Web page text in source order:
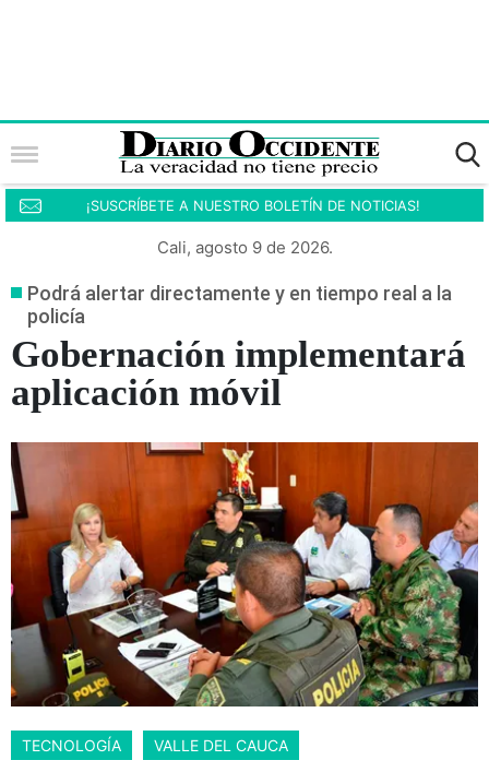
¡SUSCRÍBETE A NUESTRO BOLETÍN DE NOTICIAS!
Cali, agosto 9 de 2026.
Podrá alertar directamente y en tiempo real a la
policía
Gobernación implementará
aplicación móvil
TECNOLOGÍA VALLE DEL CAUCA